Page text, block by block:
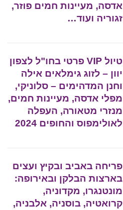
אדסה, מעיינות חמים פוזר,
זגוריה ועוד…
טיול VIP פרטי בחו"ל לצפון
יוון – לזוג גימלאים אילה
וחנן המדהימים – סלוניקי,
מפלי אדסה, מעיינות חמים,
מנזרי מטאורה, העפלה
לאולימפוס והחופים 2024
פריחה באביב ובקיץ ועצים
בארצות הבלקן ובאירופה:
מונטנגרו, מקדוניה,
קרואטיה, בוסניה, אלבניה,